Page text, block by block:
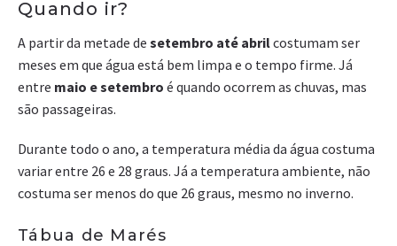
Quando ir?
A partir da metade de setembro até abrilcostumam ser
meses em que água está bem limpa e o tempo firme. Já
entre maio e setembro é quando ocorrem as chuvas, mas
são passageiras.
Durante todo o ano, a temperatura média da água costuma
variar entre 26 e 28 graus. Já a temperatura ambiente, não
costuma ser menos do que 26 graus, mesmo no inverno.
Tábua de Marés